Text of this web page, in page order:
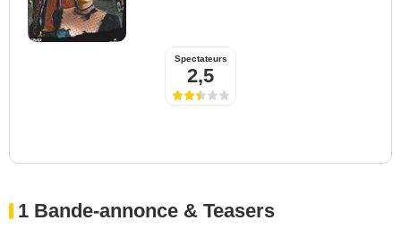
Spectateurs
2,5
1 Bande-annonce & Teasers